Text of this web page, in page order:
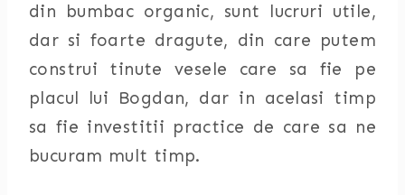
din bumbac organic, sunt lucruri utile,
dar si foarte dragute, din care putem
construi tinute vesele care sa fie pe
placul lui Bogdan, dar in acelasi timp
sa fie investitii practice de care sa ne
bucuram mult timp.